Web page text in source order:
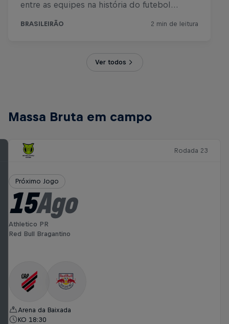
Ver todos
Massa Bruta em campo
Rodada 23
Próximo Jogo
15Ago
Athletico PR
Red Bull Bragantino
Arena da Baixada
KO 18:30